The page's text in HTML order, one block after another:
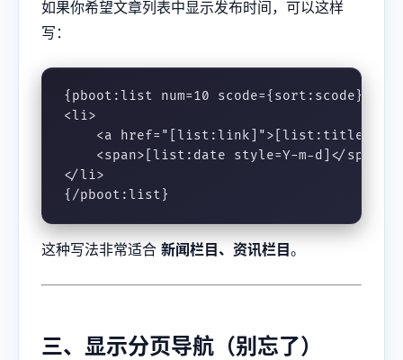
如果你希望文章列表中显示发布时间，可以这样
写：
{pboot:list num=10 scode={sort:scode}
<li>
<a href="[list:link]">[list:title
<span>[list:date style=Y-m-d]</span>
</li>
{/pboot:list}
这种写法非常适合 新闻栏目、资讯栏目。
三、显示分页导航（别忘了）